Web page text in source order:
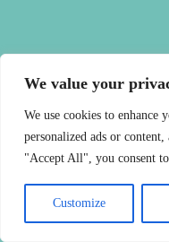
We value your
We use cookies to enhance
personalized ads or
"Accept All", you consent
Customize